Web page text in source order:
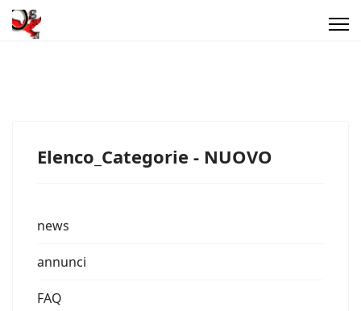
Elenco_Categorie - NUOVO
news
annunci
FAQ